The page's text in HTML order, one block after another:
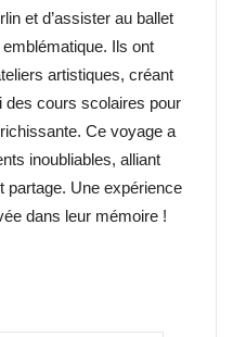
et d’assister au ballet
Ils ont
artistiques, créant
des cours scolaires pour
Ce voyage a
inoubliables, alliant
partage. Une expérience
dans leur mémoire !